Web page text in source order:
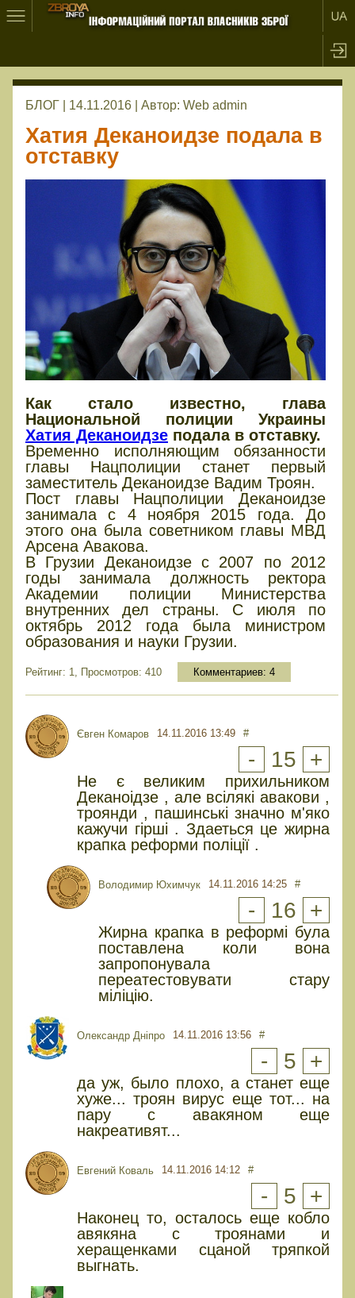
БЛОГ | 14.11.2016 | Автор: Web admin
Хатия Деканоидзе подала в
отставку
Как стало известно, глава
Национальной полиции Украины
Хатия Деканоидзе подала в отставку.
Временно исполняющим обязанности
главы Нацполиции станет первый
заместитель Деканоидзе Вадим Троян.
Пост главы Нацполиции Деканоидзе
занимала с 4 ноября 2015 года. До
этого она была советником главы МВД
Арсена Авакова.
В Грузии Деканоидзе с 2007 по 2012
годы занимала должность ректора
Академии полиции Министерства
внутренних дел страны. С июля по
октябрь 2012 года была министром
образования и науки Грузии.
Рейтинг: 1, Просмотров: 410 Комментариев: 4
Євген Комаров 14.11.2016 13:49 #
- 15 +
Не є великим прихильником
Деканоідзе , але всілякі авакови ,
троянди , пашинські значно м'яко
кажучи гірші . Здаеться це жирна
крапка реформи поліції .
Володимир Юхимчук 14.11.2016 14:25 #
- 16 +
Жирна крапка в реформі була
поставлена коли вона
запропонувала
переатестовувати стару
міліцію.
Олександр Дніпро 14.11.2016 13:56 #
- 5 +
да уж, было плохо, а станет еще
хуже... троян вирус еще тот... на
пару с авакяном еще
накреативят...
Евгений Коваль 14.11.2016 14:12 #
- 5 +
Наконец то, осталось еще кобло
авякяна с троянами и
херащенками сцаной тряпкой
выгнать.